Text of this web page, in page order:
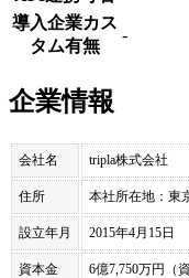
導入企業カス
タム有無
-
企業情報
会社名 tripla株式会社
住所 本社所在地：東
設立年月 2015年4月15日
資本金 6億7,750万円（